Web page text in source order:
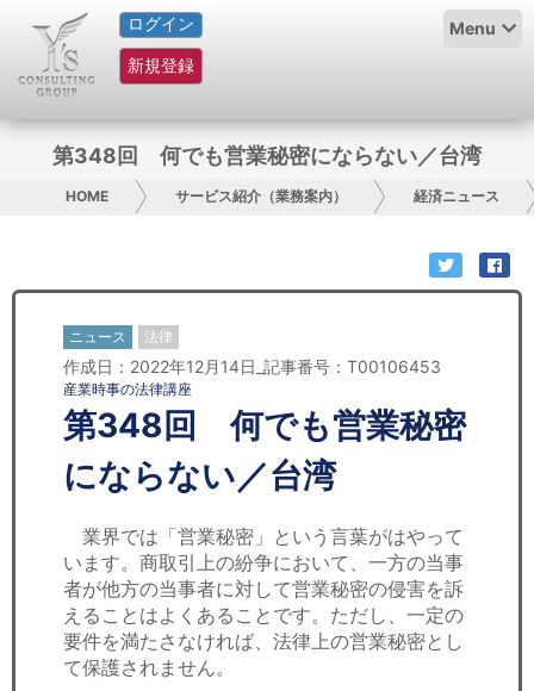
ログイン
新規登録
Menu
HOME
サービス紹介
コラム
グループ概要
日本人にPR
コンサルティング
リサーチ
セミナー
経済ニュース
労務顧問
第348回 何でも営業秘密にならない／台湾
HOME サービス紹介（業務案内） 経済ニュース
ニュース 法律
作成日：2022年12月14日_記事番号：T00106453
産業時事の法律講座
第348回 何でも営業秘密
にならない／台湾
業界では「営業秘密」という言葉がはやって
います。商取引上の紛争において、一方の当事
者が他方の当事者に対して営業秘密の侵害を訴
えることはよくあることです。ただし、一定の
要件を満たさなければ、法律上の営業秘密とし
て保護されません。